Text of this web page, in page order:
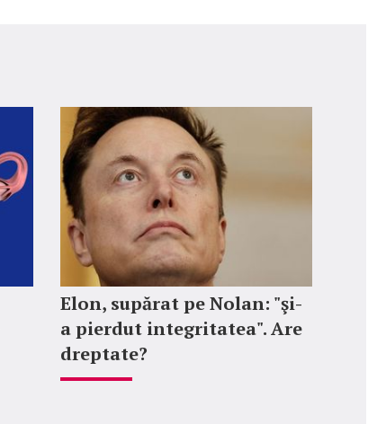
Elon, supărat pe Nolan: "şi-
a pierdut integritatea". Are
dreptate?